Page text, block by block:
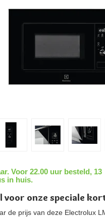
Voor 22.00 uur besteld, 13
in huis.
voor onze speciale
de prijs van deze Electrolux